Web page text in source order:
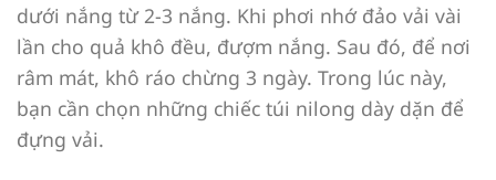
dưới nắng từ 2-3 nắng. Khi phơi nhớ đảo vải vài
lần cho quả khô đều, đượm nắng. Sau đó, để nơi
râm mát, khô ráo chừng 3 ngày. Trong lúc này,
bạn cần chọn những chiếc túi nilong dày dặn để
đựng vải.